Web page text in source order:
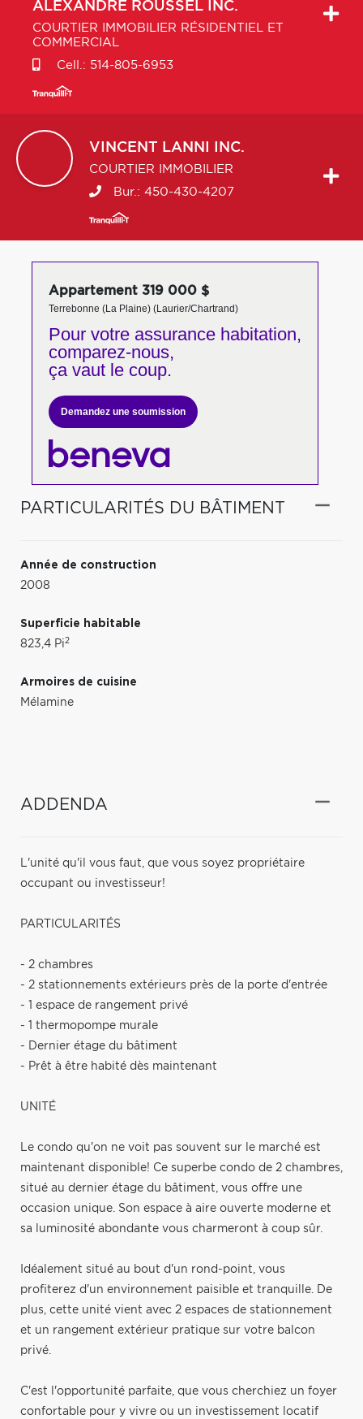
ALEXANDRE ROUSSEL INC.
COURTIER IMMOBILIER RÉSIDENTIEL ET
COMMERCIAL
Cell.: 514-805-6953
VINCENT LANNI INC.
COURTIER IMMOBILIER
Bur.: 450-430-4207
Appartement 319 000 $
Terrebonne (La Plaine) (Laurier/Chartrand)
Pour votreassurance habitation,
comparez-nous,
ça vaut le coup.
Demandez une soumission
PARTICULARITÉS DU BÂTIMENT
Année de construction
2008
Superficie habitable
823,4 Pi2
Armoires de cuisine
Mélamine
ADDENDA
L'unité qu'il vous faut, que vous soyez propriétaire
occupant ou investisseur!
PARTICULARITÉS
- 2 chambres
- 2 stationnements extérieurs près de la porte d'entrée
- 1 espace de rangement privé
- 1 thermopompe murale
- Dernier étage du bâtiment
- Prêt à être habité dès maintenant
UNITÉ
Le condo qu'on ne voit pas souvent sur le marché est
maintenant disponible! Ce superbe condo de 2 chambres,
situé au dernier étage du bâtiment, vous offre une
occasion unique. Son espace à aire ouverte moderne et
sa luminosité abondante vous charmeront à coup sûr.
Idéalement situé au bout d'un rond-point, vous
profiterez d'un environnement paisible et tranquille. De
plus, cette unité vient avec 2 espaces de stationnement
et un rangement extérieur pratique sur votre balcon
privé.
C'est l'opportunité parfaite, que vous cherchiez un foyer
confortable pour y vivre ou un investissement locatif